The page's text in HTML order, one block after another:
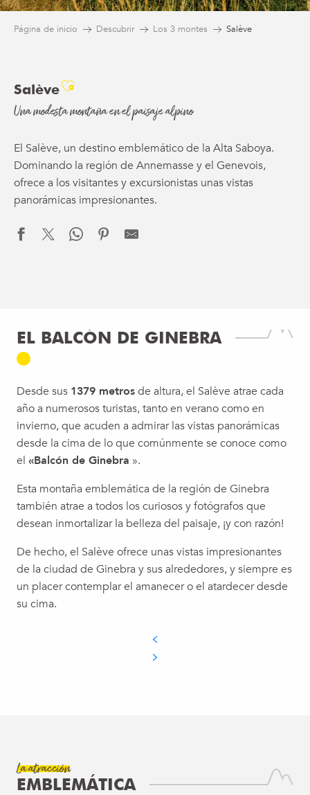
Página de inicio Descubrir Los 3 montes Salève
SalèveAjouter aux favoris
Una modesta montaña en el paisaje alpino
El Salève, un destino emblemático de la Alta Saboya.
Dominando la región de Annemasse y el Genevois,
ofrece a los visitantes y excursionistas unas vistas
panorámicas impresionantes.
EL BALCÓN DE GINEBRA
Desde sus 1379 metrosde altura, el Salève atrae cada
año a numerosos turistas, tanto en verano como en
invierno, que acuden a admirar las vistas panorámicas
desde la cima de lo que comúnmente se conoce como
el «Balcón de Ginebra ».
Esta montaña emblemática de la región de Ginebra
también atrae a todos los curiosos y fotógrafos que
desean inmortalizar la belleza del paisaje, ¡y con razón!
De hecho, el Salève ofrece unas vistas impresionantes
de la ciudad de Ginebra y sus alrededores, y siempre es
un placer contemplar el amanecer o el atardecer desde
su cima.
La atracción
EMBLEMÁTICA